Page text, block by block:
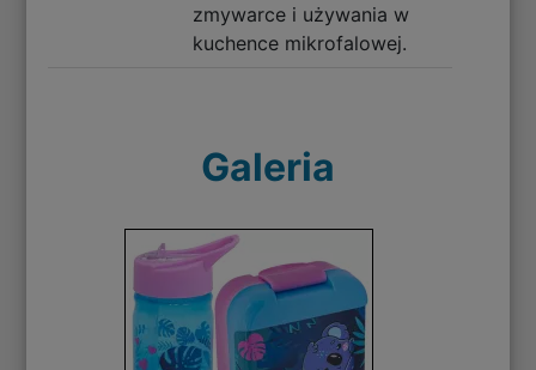
zmywarce i używania w
kuchence mikrofalowej.
Galeria